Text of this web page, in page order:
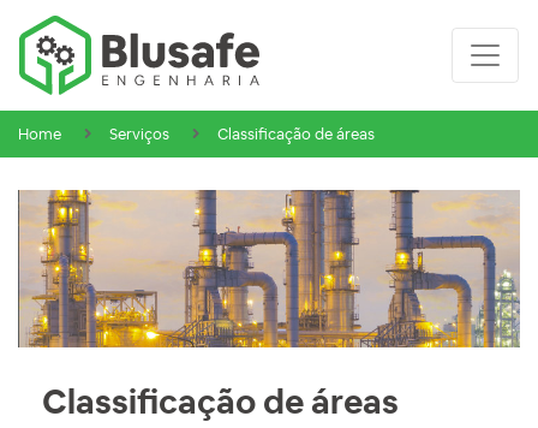
Home Serviços Classificação de áreas
Classificação de áreas